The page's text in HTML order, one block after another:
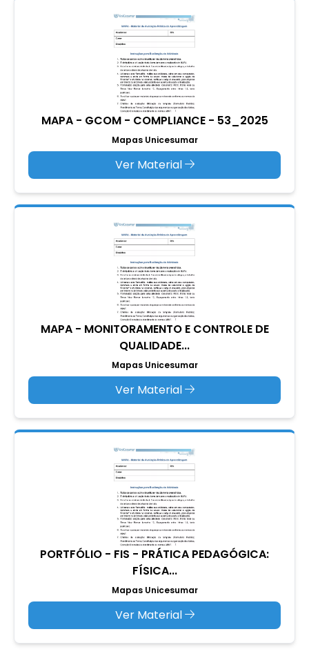
MAPA - GCOM - COMPLIANCE - 53_2025
Mapas Unicesumar
Ver Material
MAPA - MONITORAMENTO E CONTROLE DE
QUALIDADE...
Mapas Unicesumar
Ver Material
PORTFÓLIO - FIS - PRÁTICA PEDAGÓGICA:
FÍSICA...
Mapas Unicesumar
Ver Material